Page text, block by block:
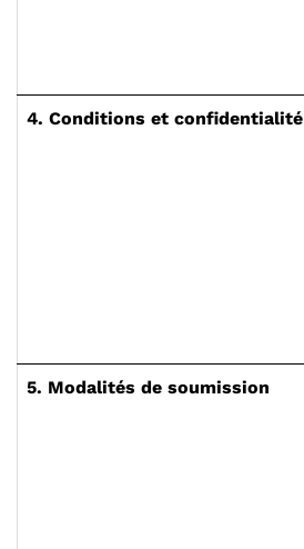
4. Conditions et confidentialité
5. Modalités de soumission